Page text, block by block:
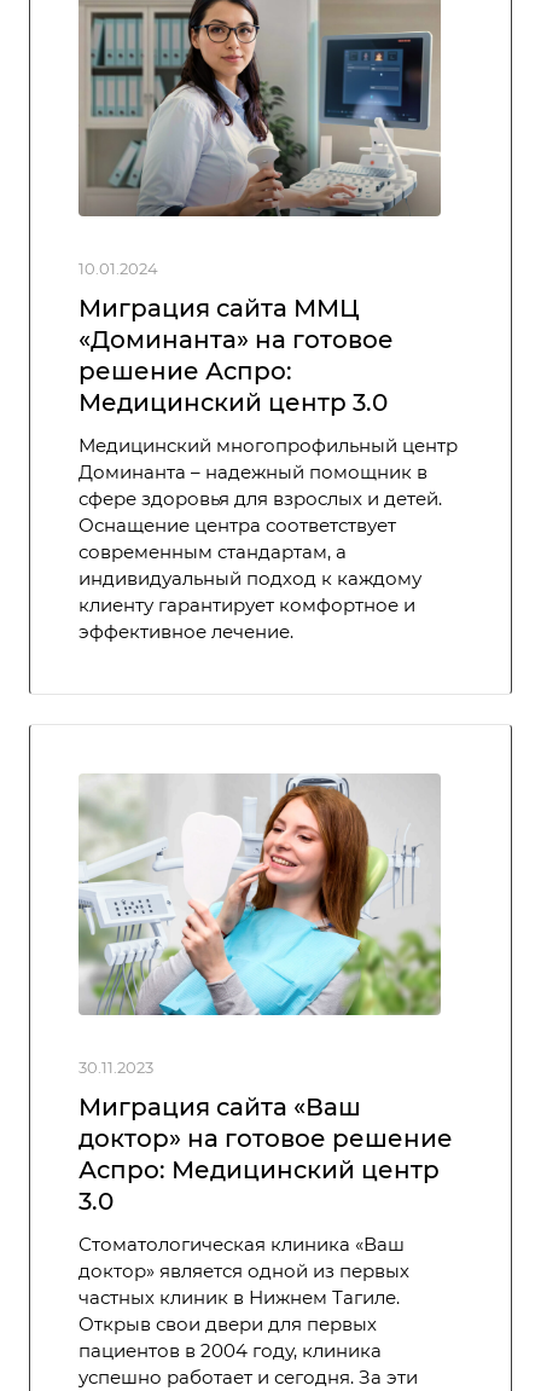
10.01.2024
Миграция сайта ММЦ
«Доминанта» на готовое
решение Аспро:
Медицинский центр 3.0
Медицинский многопрофильный центр
Доминанта – надежный помощник в
сфере здоровья для взрослых и детей.
Оснащение центра соответствует
современным стандартам, а
индивидуальный подход к каждому
клиенту гарантирует комфортное и
эффективное лечение.
30.11.2023
Миграция сайта «Ваш
доктор» на готовое решение
Аспро: Медицинский центр
3.0
Стоматологическая клиника «Ваш
доктор» является одной из первых
частных клиник в Нижнем Тагиле.
Открыв свои двери для первых
пациентов в 2004 году, клиника
успешно работает и сегодня. За эти